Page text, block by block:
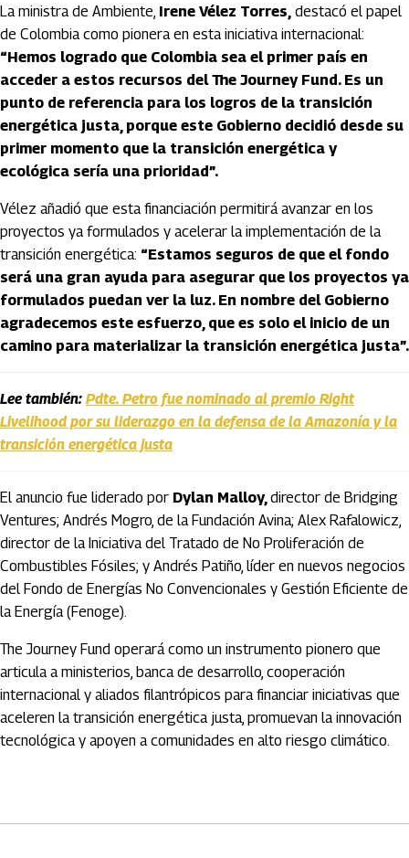
La ministra de Ambiente, Irene Vélez Torres, destacó el papel
de Colombia como pionera en esta iniciativa internacional:
“Hemos logrado que Colombia sea el primer país en
acceder a estos recursos del The Journey Fund. Es un
punto de referencia para los logros de la transición
energética justa, porque este Gobierno decidió desde su
primer momento que la transición energética y
ecológica sería una prioridad”.
Vélez añadió que esta financiación permitirá avanzar en los
proyectos ya formulados y acelerar la implementación de la
transición energética: “Estamos seguros de que el fondo
será una gran ayuda para asegurar que los proyectos ya
formulados puedan ver la luz. En nombre del Gobierno
agradecemos este esfuerzo, que es solo el inicio de un
camino para materializar la transición energética justa”.
Lee también: Pdte. Petro fue nominado al premio Right
Livelihood por su liderazgo en la defensa de la Amazonía y la
transición energética justa
El anuncio fue liderado por Dylan Malloy,director de Bridging
Ventures; Andrés Mogro, de la Fundación Avina; Alex Rafalowicz,
director de la Iniciativa del Tratado de No Proliferación de
Combustibles Fósiles; y Andrés Patiño, líder en nuevos negocios
del Fondo de Energías No Convencionales y Gestión Eficiente de
la Energía (Fenoge).
The Journey Fund operará como un instrumento pionero que
articula a ministerios, banca de desarrollo, cooperación
internacional y aliados filantrópicos para financiar iniciativas que
aceleren la transición energética justa, promuevan la innovación
tecnológica y apoyen a comunidades en alto riesgo climático.